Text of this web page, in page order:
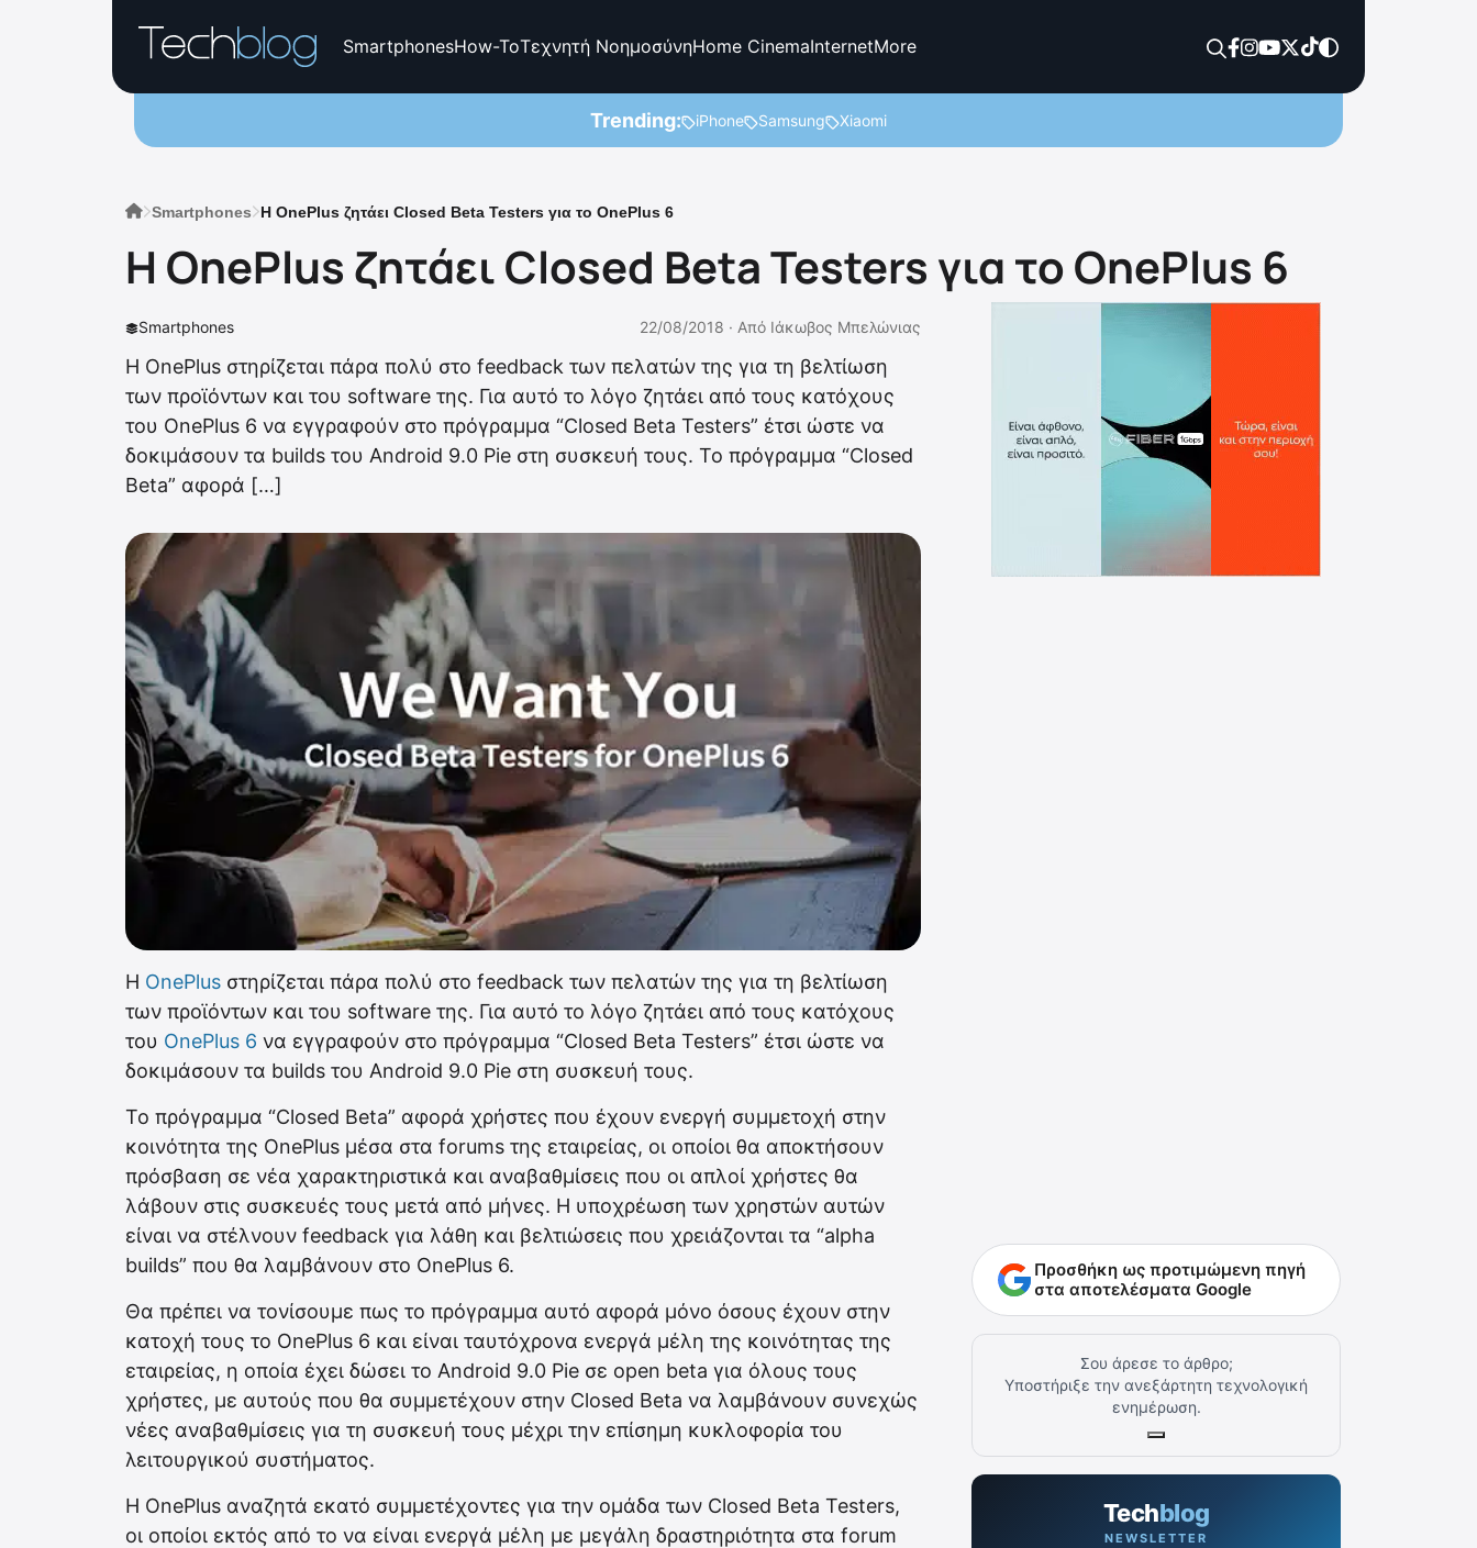
SmartphonesHow-ToΤεχνητή ΝοημοσύνηHome CinemaInternetMore
Trending: iPhone Samsung Xiaomi
Smartphones Η OnePlus ζητάει Closed Beta Testers για το OnePlus 6
Η OnePlus ζητάει Closed Beta Testers για το OnePlus 6
Smartphones 22/08/2018 · Από Ιάκωβος Μπελώνιας
Η OnePlus στηρίζεται πάρα πολύ στο feedback των πελατών της για τη βελτίωση
των προϊόντων και του software της. Για αυτό το λόγο ζητάει από τους κατόχους
του OnePlus 6 να εγγραφούν στο πρόγραμμα “Closed Beta Testers” έτσι ώστε να
δοκιμάσουν τα builds του Android 9.0 Pie στη συσκευή τους. Το πρόγραμμα “Closed
Beta” αφορά […]
Η OnePlus στηρίζεται πάρα πολύ στο feedback των πελατών της για τη βελτίωση
των προϊόντων και του software της. Για αυτό το λόγο ζητάει από τους κατόχους
του OnePlus 6 να εγγραφούν στο πρόγραμμα “Closed Beta Testers” έτσι ώστε να
δοκιμάσουν τα builds του Android 9.0 Pie στη συσκευή τους.
Το πρόγραμμα “Closed Beta” αφορά χρήστες που έχουν ενεργή συμμετοχή στην
κοινότητα της OnePlus μέσα στα forums της εταιρείας, οι οποίοι θα αποκτήσουν
πρόσβαση σε νέα χαρακτηριστικά και αναβαθμίσεις που οι απλοί χρήστες θα
λάβουν στις συσκευές τους μετά από μήνες. Η υποχρέωση των χρηστών αυτών
είναι να στέλνουν feedback για λάθη και βελτιώσεις που χρειάζονται τα “alpha
builds” που θα λαμβάνουν στο OnePlus 6.
Θα πρέπει να τονίσουμε πως το πρόγραμμα αυτό αφορά μόνο όσους έχουν στην
κατοχή τους το OnePlus 6 και είναι ταυτόχρονα ενεργά μέλη της κοινότητας της
εταιρείας, η οποία έχει δώσει το Android 9.0 Pie σε open beta για όλους τους
χρήστες, με αυτούς που θα συμμετέχουν στην Closed Beta να λαμβάνουν συνεχώς
νέες αναβαθμίσεις για τη συσκευή τους μέχρι την επίσημη κυκλοφορία του
λειτουργικού συστήματος.
Η OnePlus αναζητά εκατό συμμετέχοντες για την ομάδα των Closed Beta Testers,
οι οποίοι εκτός από το να είναι ενεργά μέλη με μεγάλη δραστηριότητα στα forum
Προσθήκη ως προτιμώμενη πηγή
στα αποτελέσματα Google
Σου άρεσε το άρθρο;
Υποστήριξε την ανεξάρτητη τεχνολογική
ενημέρωση.
Techblog
NEWSLETTER